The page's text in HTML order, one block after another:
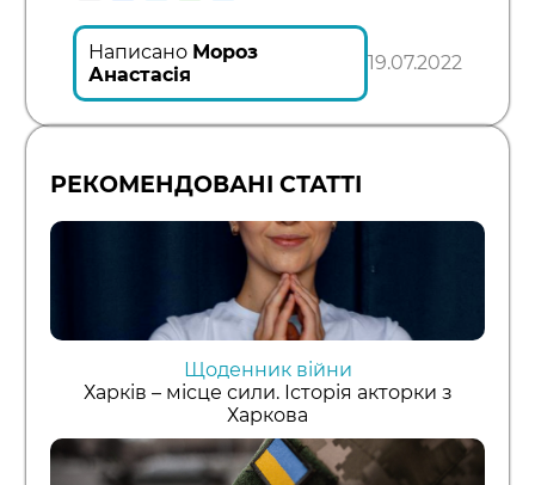
Написано Мороз
Анастасія
19.07.2022
РЕКОМЕНДОВАНІ СТАТТІ
Щоденник війни
Харків – місце сили. Історія акторки з
Харкова